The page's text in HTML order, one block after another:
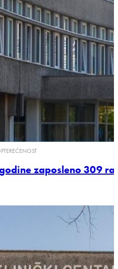
zaposleno 309